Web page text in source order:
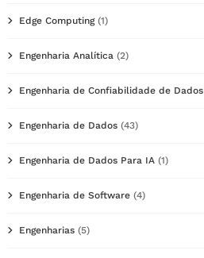
Edge Computing(1)
Engenharia Analítica (2)
Engenharia de Confiabilidade de Dados
Engenharia de Dados (43)
Engenharia de Dados Para IA (1)
Engenharia de Software (4)
Engenharias (5)